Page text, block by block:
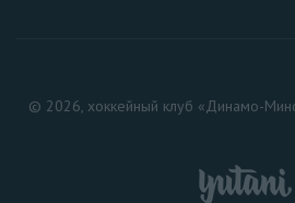
© 2026, хоккейный клуб «Динамо-